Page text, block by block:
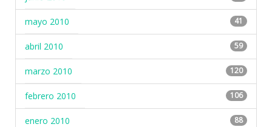
mayo 2010 41
abril 2010 59
marzo 2010 120
febrero 2010 106
enero 2010 88